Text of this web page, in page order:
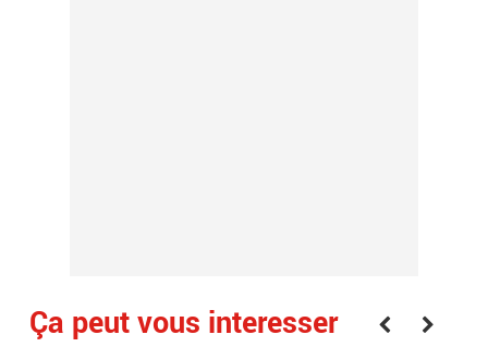
Ça peut vous interesser